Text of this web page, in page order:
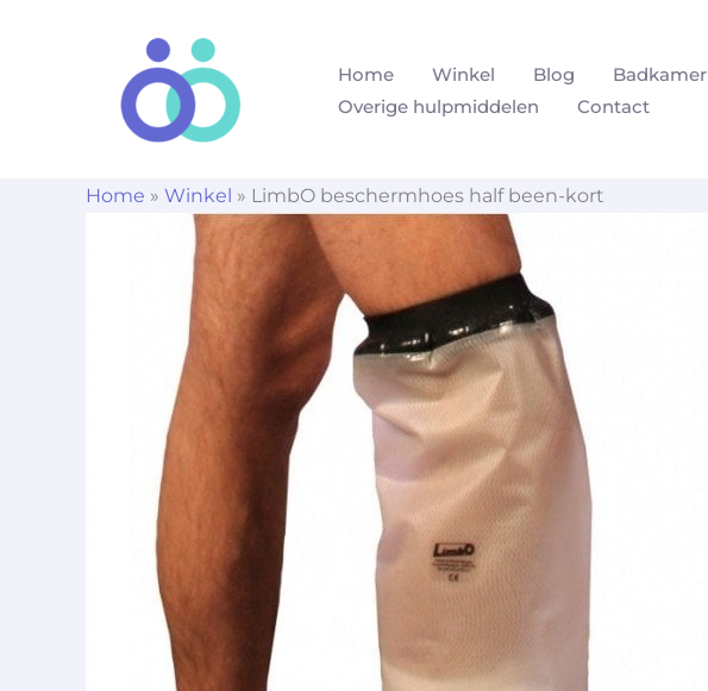
Home Winkel Blog Badkamer
Overige hulpmiddelen
Contact
Home » Winkel » LimbO beschermhoes half been-kort